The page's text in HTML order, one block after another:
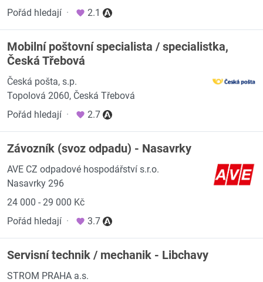
Pořád hledají · 2.1
Mobilní poštovní specialista / specialistka,
Česká Třebová
Česká pošta, s.p.
Topolová 2060, Česká Třebová
Pořád hledají · 2.7
Závozník (svoz odpadu) - Nasavrky
AVE CZ odpadové hospodářství s.r.o.
Nasavrky 296
24 000 - 29 000 Kč
Pořád hledají · 3.7
Servisní technik / mechanik - Libchavy
STROM PRAHA a.s.